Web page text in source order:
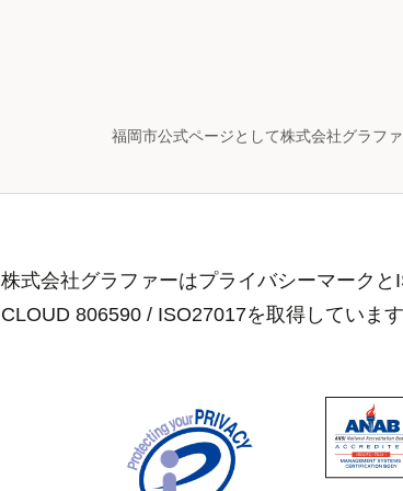
福岡市公式ページとして株式会社グラフ
株式会社グラファーはプライバシーマーク
CLOUD 806590 / ISO27017を取得しています